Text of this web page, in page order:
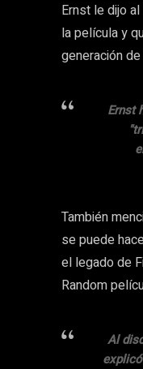
Ernst le dijo
la película y
generación
Ernst
También
se puede
el legado de
Random
Al